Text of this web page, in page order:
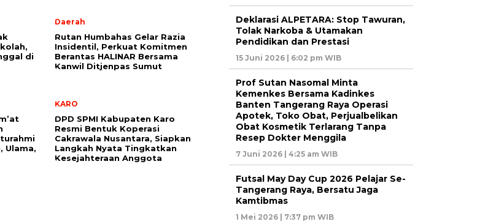
di
Daerah
Rutan Humbahas Gelar Razia
Insidentil, Perkuat Komitmen
Berantas HALINAR Bersama
Kanwil Ditjenpas Sumut
Ulama,
KARO
DPD SPMI Kabupaten Karo
Resmi Bentuk Koperasi
Cakrawala Nusantara, Siapkan
Langkah Nyata Tingkatkan
Kesejahteraan Anggota
Deklarasi ALPETARA: Stop Tawuran,
Tolak Narkoba & Utamakan
Pendidikan dan Prestasi
15 Juni 2026 | 6:02 pm WIB
Prof Sutan Nasomal Minta
Kemenkes Bersama Kadinkes
Banten Tangerang Raya Operasi
Apotek, Toko Obat, Perjualbelikan
Obat Kosmetik Terlarang Tanpa
Resep Dokter Menggila
7 Juni 2026 | 4:25 am WIB
Futsal May Day Cup 2026 Pelajar Se-
Tangerang Raya, Bersatu Jaga
Kamtibmas
1 Mei 2026 | 7:37 pm WIB